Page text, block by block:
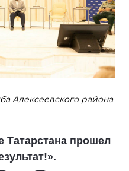
Алексеевского района
Татарстана прошел